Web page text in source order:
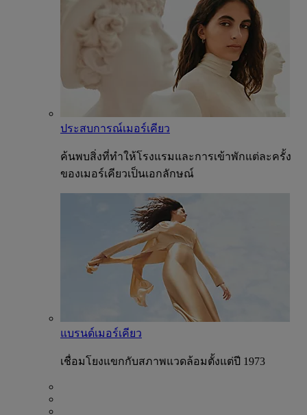
ประสบการณ์เมอร์เคียว
ค้นพบสิ่งที่ทำให้โรงแรมและการเข้าพักแต่ละครั้ง
ของเมอร์เคียวเป็นเอกลักษณ์
แบรนด์เมอร์เคียว
เชื่อมโยงแขกกับสภาพแวดล้อมตั้งแต่ปี 1973